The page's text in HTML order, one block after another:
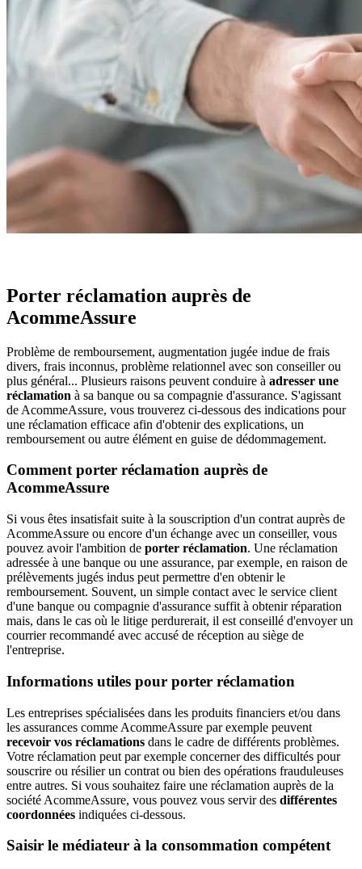
Porter réclamation auprès de
AcommeAssure
Problème de remboursement, augmentation jugée indue de frais
divers, frais inconnus, problème relationnel avec son conseiller ou
plus général... Plusieurs raisons peuvent conduire à adresser une
réclamation à sa banque ou sa compagnie d'assurance. S'agissant
de AcommeAssure, vous trouverez ci-dessous des indications pour
une réclamation efficace afin d'obtenir des explications, un
remboursement ou autre élément en guise de dédommagement.
Comment porter réclamation auprès de
AcommeAssure
Si vous êtes insatisfait suite à la souscription d'un contrat auprès de
AcommeAssure ou encore d'un échange avec un conseiller, vous
pouvez avoir l'ambition de porter réclamation. Une réclamation
adressée à une banque ou une assurance, par exemple, en raison de
prélèvements jugés indus peut permettre d'en obtenir le
remboursement. Souvent, un simple contact avec le service client
d'une banque ou compagnie d'assurance suffit à obtenir réparation
mais, dans le cas où le litige perdurerait, il est conseillé d'envoyer un
courrier recommandé avec accusé de réception au siège de
l'entreprise.
Informations utiles pour porter réclamation
Les entreprises spécialisées dans les produits financiers et/ou dans
les assurances comme AcommeAssure par exemple peuvent
recevoir vos réclamations dans le cadre de différents problèmes.
Votre réclamation peut par exemple concerner des difficultés pour
souscrire ou résilier un contrat ou bien des opérations frauduleuses
entre autres. Si vous souhaitez faire une réclamation auprès de la
société AcommeAssure, vous pouvez vous servir des différentes
coordonnées indiquées ci-dessous.
Saisir le médiateur à la consommation compétent